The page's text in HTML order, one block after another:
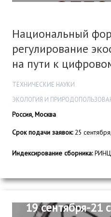
Национальный
регулирование
на пути к
ТЕХНИЧЕСКИЕ НАУКИ
ЭКОЛОГИЯ И
Россия, Москва
Срок подачи заявок:25
Индексирование сборника:РИНЦ,
19 сентября-21